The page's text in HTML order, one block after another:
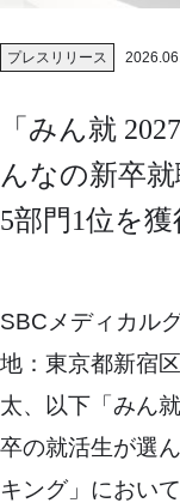
プレスリリース
「みん就
んなの新卒
5部門1位を獲
SBCメディカル
地：東京都新宿
太、以下「みん
卒の就活生が選
キング」におい